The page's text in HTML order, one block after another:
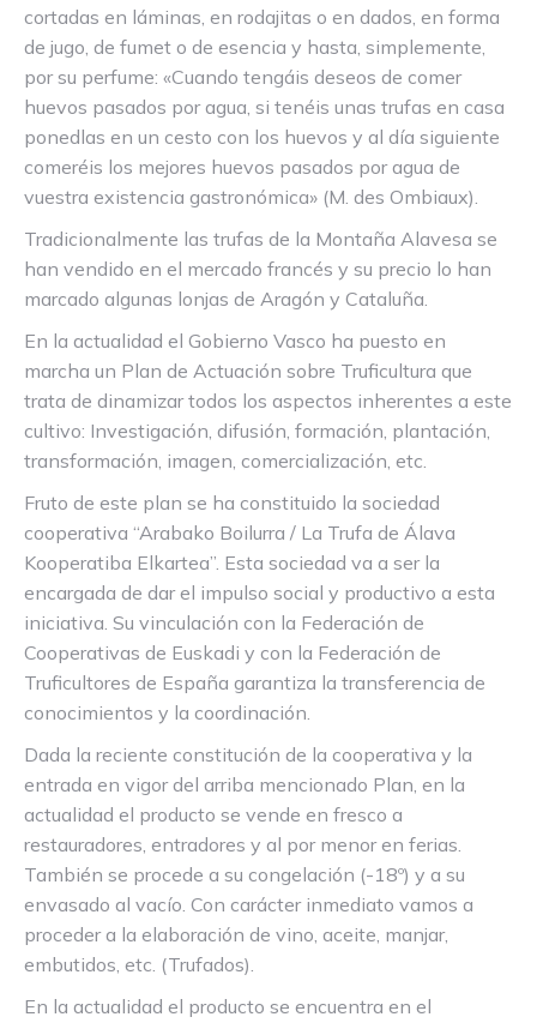
cortadas en láminas, en rodajitas o en dados, en forma
de jugo, de fumet o de esencia y hasta, simplemente,
por su perfume: «Cuando tengáis deseos de comer
huevos pasados por agua, si tenéis unas trufas en casa
ponedlas en un cesto con los huevos y al día siguiente
comeréis los mejores huevos pasados por agua de
vuestra existencia gastronómica» (M. des Ombiaux).
Tradicionalmente las trufas de la Montaña Alavesa se
han vendido en el mercado francés y su precio lo han
marcado algunas lonjas de Aragón y Cataluña.
En la actualidad el Gobierno Vasco ha puesto en
marcha un Plan de Actuación sobre Truficultura que
trata de dinamizar todos los aspectos inherentes a este
cultivo: Investigación, difusión, formación, plantación,
transformación, imagen, comercialización, etc.
Fruto de este plan se ha constituido la sociedad
cooperativa “Arabako Boilurra / La Trufa de Álava
Kooperatiba Elkartea”. Esta sociedad va a ser la
encargada de dar el impulso social y productivo a esta
iniciativa. Su vinculación con la Federación de
Cooperativas de Euskadi y con la Federación de
Truficultores de España garantiza la transferencia de
conocimientos y la coordinación.
Dada la reciente constitución de la cooperativa y la
entrada en vigor del arriba mencionado Plan, en la
actualidad el producto se vende en fresco a
restauradores, entradores y al por menor en ferias.
También se procede a su congelación (-18º) y a su
envasado al vacío. Con carácter inmediato vamos a
proceder a la elaboración de vino, aceite, manjar,
embutidos, etc. (Trufados).
En la actualidad el producto se encuentra en el